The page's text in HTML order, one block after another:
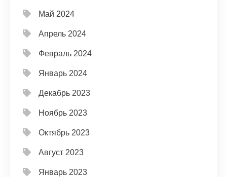
Май 2024
Апрель 2024
Февраль 2024
Январь 2024
Декабрь 2023
Ноябрь 2023
Октябрь 2023
Август 2023
Январь 2023